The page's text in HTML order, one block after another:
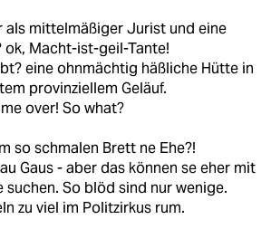
als mittelmäßiger Jurist und eine
ok, Macht-ist-geil-Tante!
eine ohnmächtig häßliche Hütte in
provinziellem Geläuf.
over! So what?
so schmalen Brett ne Ehe?!
Gaus - aber das können se eher mit
suchen. So blöd sind nur wenige.
zu viel im Politzirkus rum.